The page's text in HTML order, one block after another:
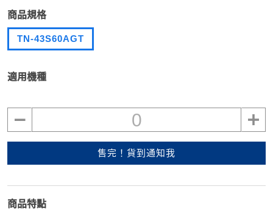
商品規格
TN-43S60AGT
適用機種
0
售完！貨到通知我
商品特點